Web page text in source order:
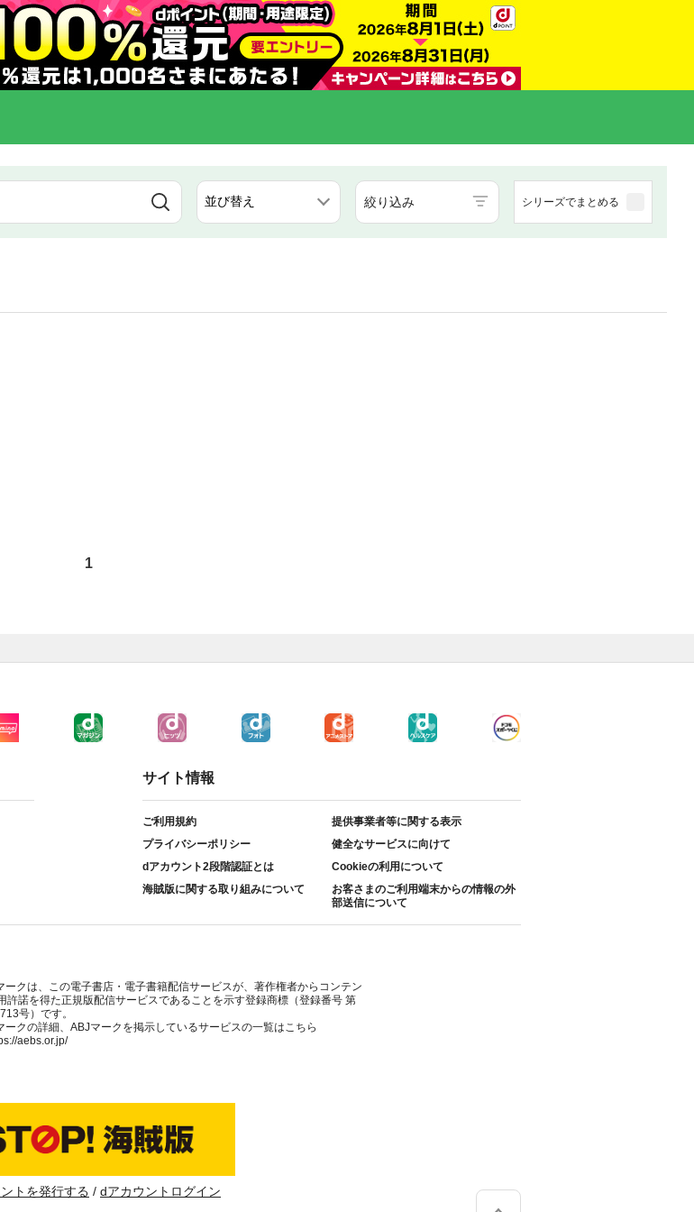
絞り込み シリーズでまとめる
1
サイト情報
ご利用規約
提供事業者等に関する表示
プライバシーポリシー
健全なサービスに向けて
dアカウント2段階認証とは
Cookieの利用について
海賊版に関する取り組みについて
お客さまのご利用端末からの情報の外
部送信について
ークは、この電子書店・電子書籍配信サービスが、著作権者からコンテン
許諾を得た正規版配信サービスであることを示す登録商標（登録番号 第
号）です。
ークの詳細、ABJマークを掲示しているサービスの一覧はこちら
aebs.or.jp/
トを発行する dアカウントログイン